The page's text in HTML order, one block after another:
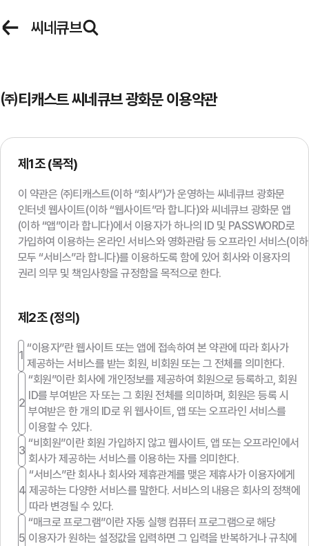
씨네큐브
로그인
이벤트 마이페이지
㈜티캐스트 씨네큐브 광화문이용약관
제1조 (목적)
이 약관은 ㈜티캐스트(이하 “회사”)가 운영하는 씨네큐브 광화문
인터넷 웹사이트(이하 “웹사이트”라 합니다)와 씨네큐브 광화문 앱
(이하 “앱”이라 합니다)에서 이용자가 하나의 ID 및 PASSWORD로
가입하여 이용하는 온라인 서비스와 영화관람 등 오프라인 서비스(이하
모두 “서비스”라 합니다)를 이용하도록 함에 있어 회사와 이용자의
권리 의무 및 책임사항을 규정함을 목적으로 한다.
제2조 (정의)
“이용자”란 웹사이트 또는 앱에 접속하여 본 약관에 따라 회사가
제공하는 서비스를 받는 회원, 비회원 또는 그 전체를 의미한다.
“회원”이란 회사에 개인정보를 제공하여 회원으로 등록하고, 회원
ID를 부여받은 자 또는 그 회원 전체를 의미하며, 회원은 등록 시
부여받은 한 개의 ID로 위 웹사이트, 앱 또는 오프라인 서비스를
이용할 수 있다.
“비회원”이란 회원 가입하지 않고 웹사이트, 앱 또는 오프라인에서
회사가 제공하는 서비스를 이용하는 자를 의미한다.
“서비스”란 회사나 회사와 제휴관계를 맺은 제휴사가 이용자에게
제공하는 다양한 서비스를 말한다. 서비스의 내용은 회사의 정책에
따라 변경될 수 있다.
“매크로 프로그램”이란 자동 실행 컴퓨터 프로그램으로 해당
이용자가 원하는 설정값을 입력하면 그 입력을 반복하거나 규칙에
비밀번호
자동 로그인
아이디찾기비밀번호 찾기회원가입
비회원으로 영화 예매하기